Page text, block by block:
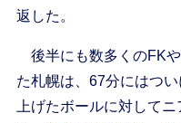
返した。
後半にも数多くのFK
た札幌は、67分にはつ
上げたボールに対して